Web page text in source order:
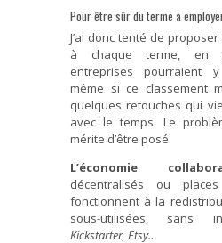
Pour être sûr du terme à
J’ai donc tenté de
à chaque terme, en
entreprises pourraient
même si ce classement
quelques retouches qui
avec le temps. Le
mérite d’être posé.
L’économie
décentralisés ou
fonctionnent à la
sous-utilisées, sans
Kickstarter, Etsy…